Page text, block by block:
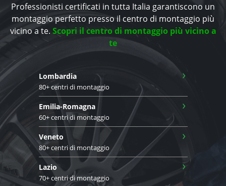
Professionisti certificati in tutta Italia garantiscono un
montaggio perfetto presso il centro di montaggio più
vicino a te. Scopri il centro di montaggio più vicino a
te
Lombardia
80+ centri di montaggio
›
Emilia-Romagna
60+ centri di montaggio
›
Veneto
80+ centri di montaggio
›
Lazio
70+ centri di montaggio
›